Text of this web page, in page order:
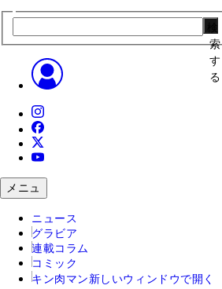
索
す
る
メニュ
ニュース
グラビア
連載コラム
コミック
キン肉マン 新しいウィンドウで開く